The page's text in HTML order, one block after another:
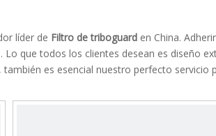
líder de Filtro de triboguard en China.
Lo que todos los clientes desean es diseño
es esencial nuestro perfecto servicio